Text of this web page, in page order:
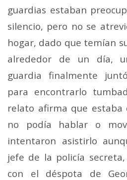
guardias estaban
silencio, pero no se
hogar, dado que temían
alrededor de un día,
guardia finalmente
para encontrarlo
relato afirma que estaba
no podía hablar o
intentaron asistirlo
jefe de la policía
con el déspota de